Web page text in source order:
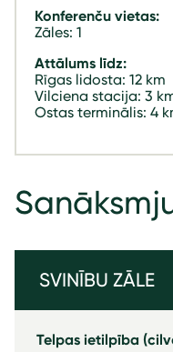
Konferenču vietas:
Zāles: 1
Attālums līdz:
Rīgas lidosta: 12 km
Vilciena stacija: 3
Ostas terminālis: 4
SVINĪBU ZĀLE
Telpas ietilpība